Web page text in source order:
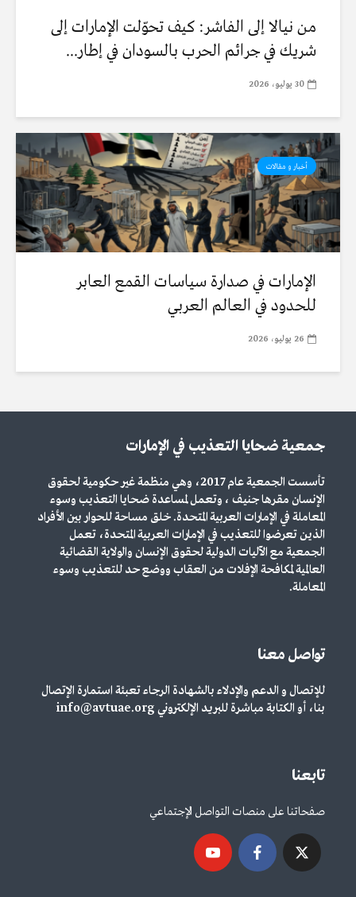
من نيالا إلى الفاشر: كيف تحوّلت الإمارات إلى
شريك في جرائم الحرب بالسودان في إطار...
30 يوليو، 2026
أخبار و مقالات
الإمارات في صدارة سياسات القمع العابر
للحدود في العالم العربي
26 يوليو، 2026
جمعية ضحايا التعذيب في الإمارات
تأسست الجمعية عام 2017، وهي منظمة غير حكومية لحقوق
الإنسان مقرها جنيف ، وتعمل لمساعدة ضحايا التعذيب وسوء
المعاملة في الإمارات العربية المتحدة. خلق مساحة للحوار بين الأفراد
الذين تعرضوا للتعذيب في الإمارات العربية المتحدة، تعمل
الجمعية مع الآليات الدولية لحقوق الإنسان والولاية القضائية
العالمية لمكافحة الإفلات من العقاب ووضع حد للتعذيب وسوء
المعاملة.
تواصل معنا
للإتصال و الدعم والإدلاء بالشهادة الرجاء تعبئة استمارة الإتصال
بنا، أو الكتابة مباشرة للبريد الإلكتروني info@avtuae.org
تابعنا
صفحاتنا على منصات التواصل الإجتماعي